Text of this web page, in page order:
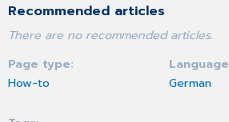
Recommended articles
There are no recommended articles.
Page type
How-to
Language
German